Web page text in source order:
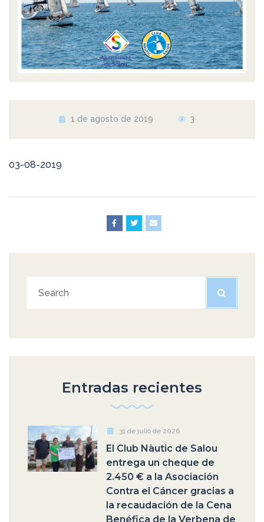
1 de agosto de 2019 3
03-08-2019
Entradas recientes
31 de julio de 2026
El Club Nàutic de Salou
entrega un cheque de
2.450 € a la Asociación
Contra el Cáncer gracias a
la recaudación de la Cena
Benéfica de la Verbena de